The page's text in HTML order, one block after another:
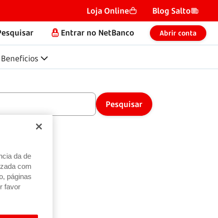
Loja Online Blog Salto
Entrar no NetBanco Abrir conta
Benefícios
da de
com
páginas
favor